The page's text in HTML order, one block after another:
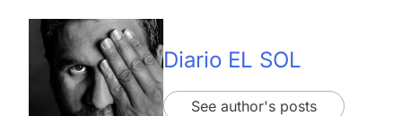
Diario EL SOL
See author's posts